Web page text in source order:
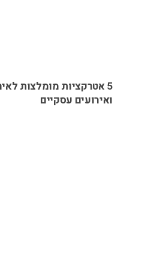
5 אטרקציות מומלצות
ואירועים עסקיים